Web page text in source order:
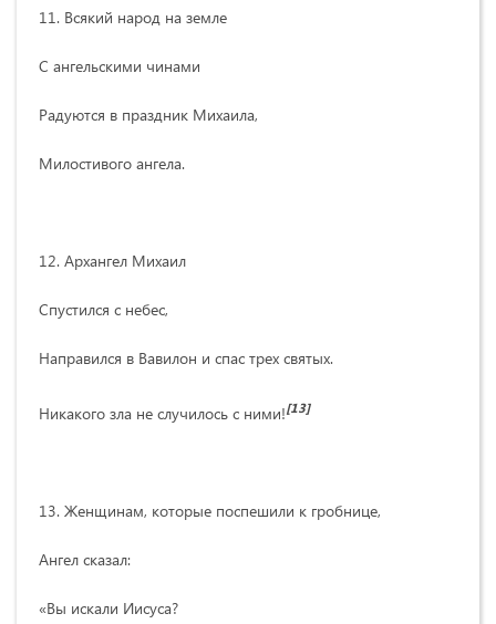
11. Всякий народ на земле
С ангельскими чинами
Радуются в праздник Михаила,
Милостивого ангела.
12. Архангел Михаил
Спустился с небес,
Направился в Вавилон и спас трех святых.
Никакого зла не случилось с ними![13]
13. Женщинам, которые поспешили к гробнице,
Ангел сказал:
«Вы искали Иисуса?